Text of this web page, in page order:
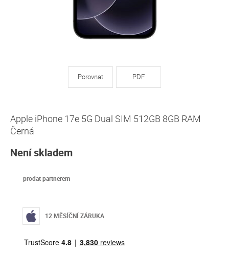
Porovnat PDF
Apple iPhone 17e 5G Dual SIM 512GB 8GB RAM
Černá
Není skladem
prodat partnerem
12 MĚSÍČNÍ ZÁRUKA